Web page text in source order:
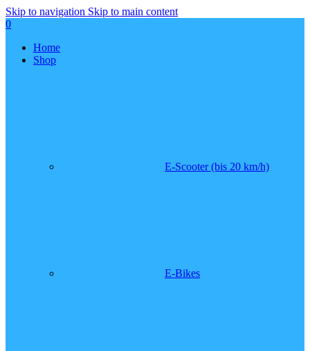
Skip to navigation Skip to main content
0
Home
Shop
E-Scooter (bis 20 km/h)
E-Bikes